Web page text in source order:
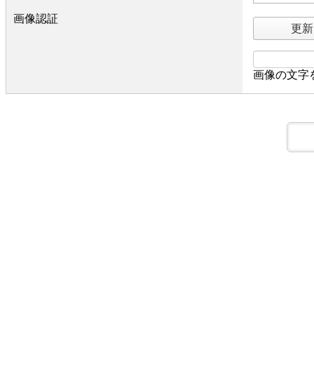
画像認証
更新
画像の文字